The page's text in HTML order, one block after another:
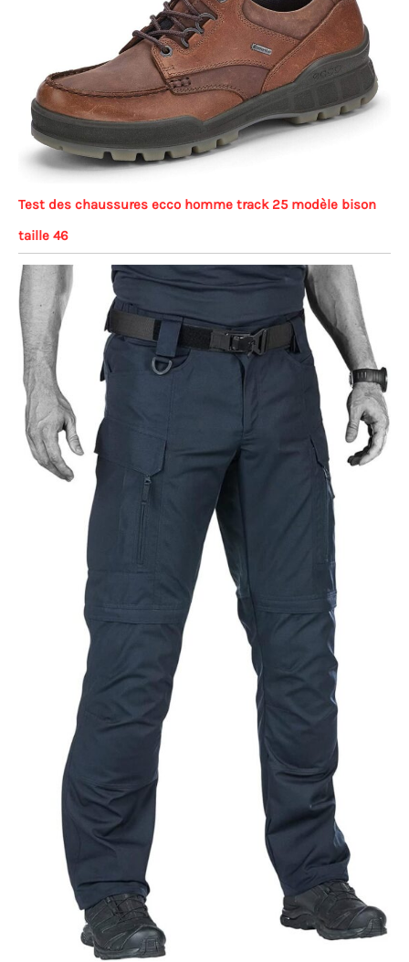
Test des chaussures ecco homme track 25 modèle bison
taille 46